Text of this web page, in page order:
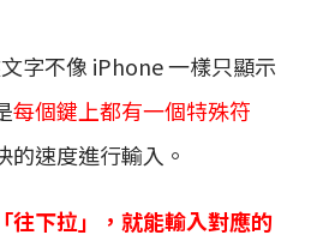
字不像 iPhone 一樣只顯示
每個鍵上都有一個特殊符
的速度進行輸入。
往下拉」，就能輸入對應的